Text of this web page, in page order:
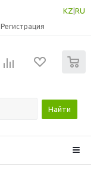
KZ RU
Регистрация
Найти